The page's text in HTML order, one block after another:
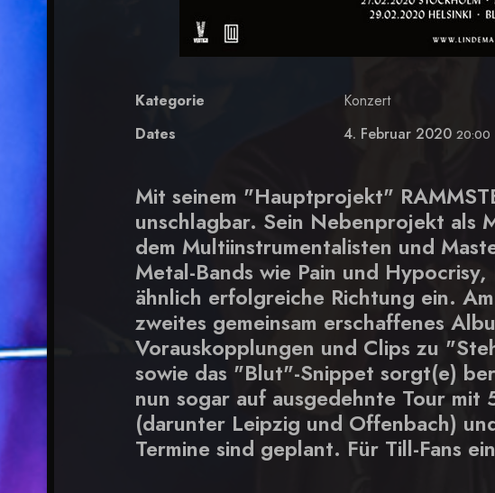
Kategorie
Konzert
Dates
4. Februar 2020 20:00
Mit seinem "Hauptprojekt"
unschlagbar. Sein Nebenprojekt als
dem Multiinstrumentalisten und
Metal-Bands wie Pain und
ähnlich erfolgreiche Richtung ein.
zweites gemeinsam erschaffenes
Vorauskopplungen und Clips zu
sowie das "Blut"-Snippet sorgt(e)
nun sogar auf ausgedehnte Tour mit
(darunter Leipzig und Offenbach)
Termine sind geplant. Für Till-Fans